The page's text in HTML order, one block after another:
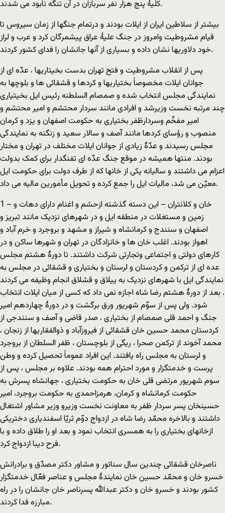
کلّیۀ پنج هزار نفر سربازان در آن تنگه نابود می شدند.
بیشتر از سلاطین ایران از ایلات بودند و درتمام جنگها از زمان سیروس تا
قیام مشروطیت وامروز در جنگ علیۀ عراق پیشمرگان کرد و عرب و لراز
خود دلاوریها نشان داده و بسیاری از آنها جانشان را فدای کشور کردند.
پس از انقلاب مشروطیت و فتح تهران بدست بخیتاریها ، عدّه ای از
جوانان ایلات مخصوصاً بختیاریها و کردها و قشقائی ها و بلوچها به
نمایندگی مجلس انتخاب شده و صمصام السلطنه رئیس ایل بخیتیاری
چند مرتبه نخست وزیرشد و افرادی مانند سردار محتشم و امیر محتشم و
امیر مفخّم وسردارظفر بختیاری به حکومت اصفهان و یزد و کرمان
منصوب و رؤسای کردها مانند آصف و سالار سعید و زنگنه به نمایندگی
مجلس رسیدند و عدّۀ زیادی از جوانان ایلات مختلف در تهران و مختار
بودند. منتها همیشه در موقع جنگ عدّه ای تفنگدار برای کمک بدولت
اعزام می داشتند و سالیانه یکی از خانها که از طرف دولت برای حکومت ایل
معیّن می شد، مالیات ایل را جمع کرده و تحویل مأمورین مالیه می داد.
1 – خان و کلانتران – این دسته گذشته ازحشم و اغنام دارای دهات و
زمین و مستغلات در منطقه ایل و در شهرهای نزدیک مانند تبریز و
اصفهان و سنندج و کرمانشاه و شیراز و مشهد و بروجرد و خرم آباد و
اهواز بودند. اغلب خان ها و خانزادگان در تهران و شهرها ساکن و در
کارهای دولتی و اجتماعی وتجارتی شرکت داشتند. تا دورۀ هشتم مجلس
عده ای از ترکمن و کردستان و لرستان و بختیاری و قشقائی در مجلس به
نمایندگی ایل با شهرهای نزدیک به ییلاق و قشلاق انجام وظیفه می کردند
. بعد از دورۀ هشتم رضا شاه اجازه نمی داد که کسی از میان ایلات انتخاب
شود. ولی پس از سوّم شهریور ورق برگشت و در دورۀ چهاردهم امیر
جنگ و احمد قلی صمصام از بختیاری ، صدر قاضی و آصف و سنندجی از
کردستان محمد حسین خان قشقائی از فیروزآباد و ذوالفقاریها از زنجان ،
محمد آخوند از ترکمن صحرا ، ریگی از بلوچستان ، ظفر السلطان از بروجرد
و لرستان به مجلس راه یافتند. این افراد عموماً تحصیل کرده و وطن
پرست و خدمتگزار و مورد احترام همه بودند. علاوه بر مجلس ، پس از
سوم شهریور مرتضی قلی خان به حکومت بختیاری ، جهانشاه پسرش به
حکومت کرمانشاه و کرمان، هرمزاحمدی به حکومت بروجرد، امیر
حسینخان پسر سردار ظفر به معاونت نخست وزیرو وزیر مشاور اشتغال
داشتند و بالاخره محمّد رضا شاه در ازدواج دوّم ثریّا اسفندیاری دختریکی
ازخانهای بختیاری را به همسری انتخاب نمود و بعد او را طلاق داده و با
فرح دیبا ازدواج کرد.
ناصرخان قشقائی چندین سال سناتور و مشاور دکتر مصدّق و برادرانش
خسرو خان و محمّد حسین خان نمایندۀ مجلس و عناصر فعّال خدمتگزار
کشور بودند و خسرو خان و دکتر عبدالله پسرناصر خان جانشان را در راه
مبارزه فدا کردند.